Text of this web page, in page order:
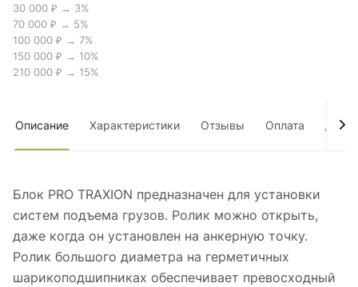
30 000 ₽ → 3%
70 000 ₽ → 5%
100 000 ₽ → 7%
150 000 ₽ → 10%
210 000 ₽ → 15%
Описание Характеристики Отзывы Оплата
Блок PRO TRAXION предназначен для установки
систем подъема грузов. Ролик можно открыть,
даже когда он установлен на анкерную точку.
Ролик большого диаметра на герметичных
шарикоподшипниках обеспечивает превосходный